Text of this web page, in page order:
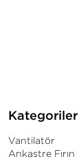
Kategoriler
Vantilatör
Ankastre Fırın